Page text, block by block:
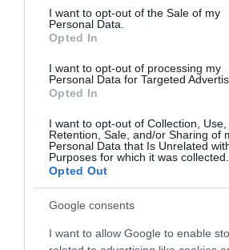
consent section.
I want to opt-out of the Sale of my
Personal Data.
Opted In
I want to opt-out of processing my
Personal Data for Targeted
Opted In
I want to opt-out of Collection, Use,
Retention, Sale, and/or Sharing of
Personal Data that Is Unrelated
Purposes for which it was collected.
Opted Out
Google consents
I want to allow Google to enable
01.08.2026 12:11
Ξυπνάτε και σέρνεστε από
8+1 απλές κινήσεις για
ενέργεια από το πρωί